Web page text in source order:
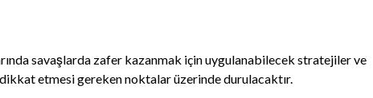
savaşlarda zafer kazanmak için uygulanabilecek stratejiler ve
dikkat etmesi gereken noktalar üzerinde durulacaktır.